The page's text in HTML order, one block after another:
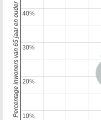
10%
10%
20%
20%
30%
30%
40%
40%
Percentage inwoners van 65 jaar en ouder